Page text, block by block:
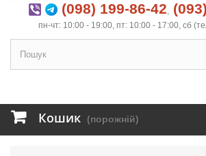
(098) 199-86-42,
пн-чт: 10:00 - 19:00, пт: 10:00 - 17:00, сб
Кошик (порожній)